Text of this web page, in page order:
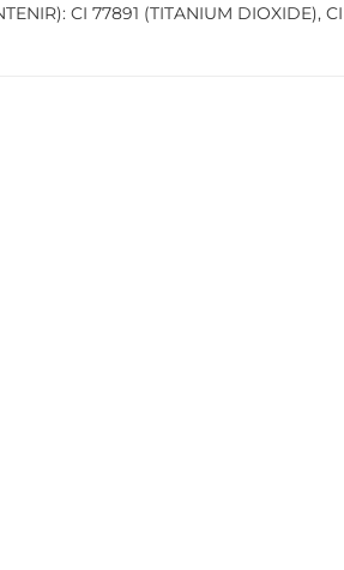
CI 77891 (TITANIUM DIOXIDE), CI